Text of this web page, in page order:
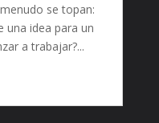
se topan:
una idea para un
a trabajar?...